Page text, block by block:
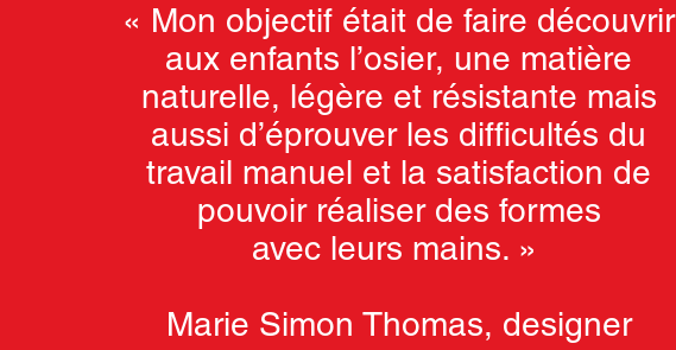
« Mon objectif était de faire découvrir
aux enfants l’osier, une matière
naturelle, légère et résistante mais
aussi d’éprouver les difficultés du
travail manuel et la satisfaction de
pouvoir réaliser des formes
avec leurs mains. »
Marie Simon Thomas, designer